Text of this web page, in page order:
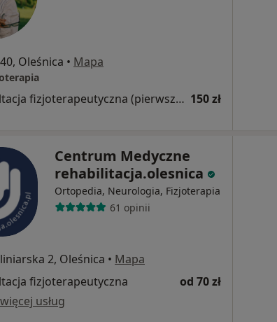
Oleśnica • Mapa
Konsultacja fizjoterapeutyczna (pierwsza wizyta) 150 zł
Centrum Medyczne
rehabilitacja.olesnica
Ortopedia, Neurologia, Fizjoterapia
61 opinii
2, Oleśnica • Mapa
fizjoterapeutyczna
od 70 zł
usług